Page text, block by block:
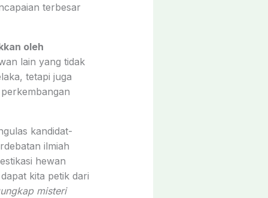
terbesar
oleh
lain yang tidak
tetapi juga
kandidat-
ilmiah
hewan
kita petik dari
misteri